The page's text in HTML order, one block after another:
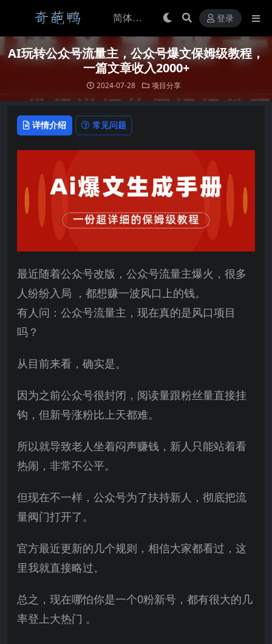
登录
AI玩转公众号流量主，公众号爆文保姆级教程，
一篇文章收入2000+
2024-07-28 项目分享
详情介绍 常见问题
最近随着公众号改版，公众号流量主爆火，很多
人纷纷入局 ，都想赚一波风口上的钱。
有人问：公众号流量主，现在真的是风口项目
吗？
从目前来看，确实是。
因为之前公众号很封闭，阅读量跟粉丝量直接挂
钩，但新号涨粉比上天都难。
所以就导致老人坐着闷声赚钱，新人只能站着看
热闹，非常不公平。
但现在不一样，公众号为了扶持新人，彻底把流
量阀门打开了。
官方最近更新的几个规则，相信大家都看过，这
里我就直接略过。
总之，现在哪怕你是一个0粉新号，都有很大的几
率登上大热门 。